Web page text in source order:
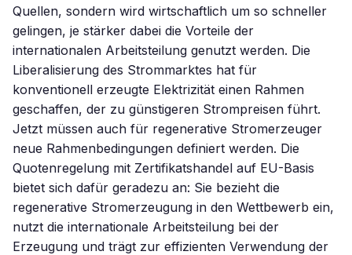
Quellen, sondern wird wirtschaftlich um so schneller
gelingen, je stärker dabei die Vorteile der
internationalen Arbeitsteilung genutzt werden. Die
Liberalisierung des Strommarktes hat für
konventionell erzeugte Elektrizität einen Rahmen
geschaffen, der zu günstigeren Strompreisen führt.
Jetzt müssen auch für regenerative Stromerzeuger
neue Rahmenbedingungen definiert werden. Die
Quotenregelung mit Zertifikatshandel auf EU-Basis
bietet sich dafür geradezu an: Sie bezieht die
regenerative Stromerzeugung in den Wettbewerb ein,
nutzt die internationale Arbeitsteilung bei der
Erzeugung und trägt zur effizienten Verwendung der